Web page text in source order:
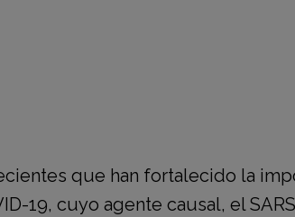
que han fortalecido la
19, cuyo agente causal, el